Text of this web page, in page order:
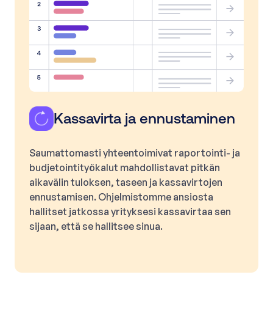
Kassavirta ja ennustaminen
Saumattomasti yhteentoimivat raportointi- ja
budjetointityökalut mahdollistavat pitkän
aikavälin tuloksen, taseen ja kassavirtojen
ennustamisen. Ohjelmistomme ansiosta
hallitset jatkossa yrityksesi kassavirtaa sen
sijaan, että se hallitsee sinua.